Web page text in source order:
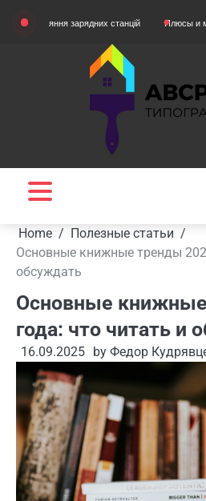
зарядних станцій Плюсы и минусы
Home
Полезные статьи
Основные книжные тренды
обсуждать
Основные
года: что читать и
16.09.2025 by Федор